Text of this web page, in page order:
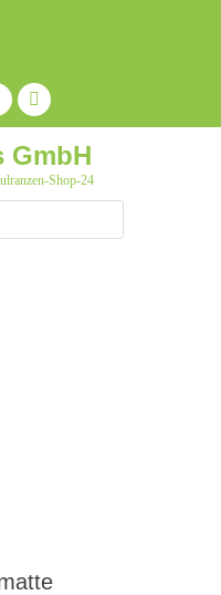
Auf
Pinterest
pinnen
YouTube
GmbH
Shop-24